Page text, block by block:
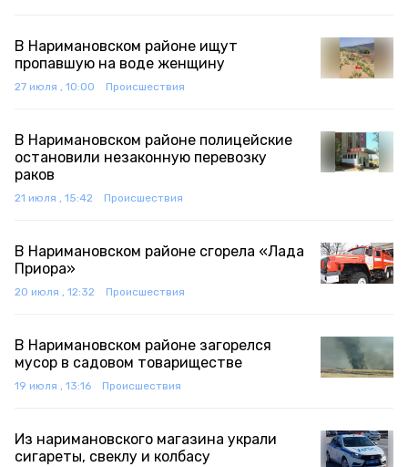
В Наримановском районе ищут
пропавшую на воде женщину
27 июля , 10:00 Происшествия
В Наримановском районе полицейские
остановили незаконную перевозку
раков
21 июля , 15:42 Происшествия
В Наримановском районе сгорела «Лада
Приора»
20 июля , 12:32 Происшествия
В Наримановском районе загорелся
мусор в садовом товариществе
19 июля , 13:16 Происшествия
Из наримановского магазина украли
сигареты, свеклу и колбасу